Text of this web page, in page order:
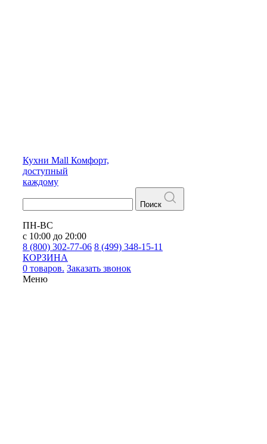
Кухни Mall Комфорт,
доступный
каждому
Поиск
ПН-ВС
с 10:00 до 20:00
8 (800) 302-77-06 8 (499) 348-15-11
КОРЗИНА
0 товаров. Заказать звонок
Меню